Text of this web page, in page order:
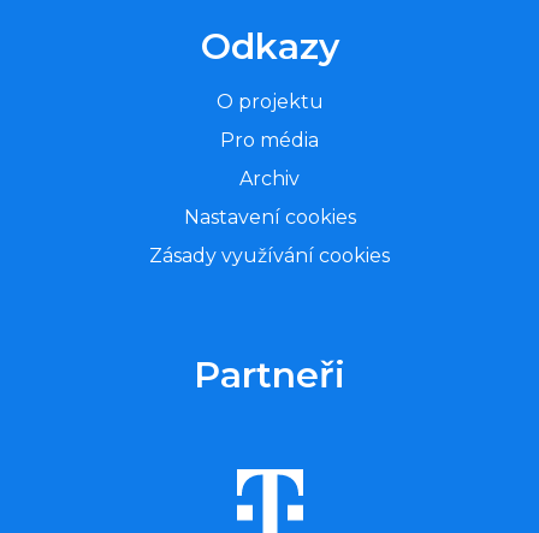
Odkazy
O projektu
Pro média
Archiv
Nastavení cookies
Zásady využívání cookies
Partneři